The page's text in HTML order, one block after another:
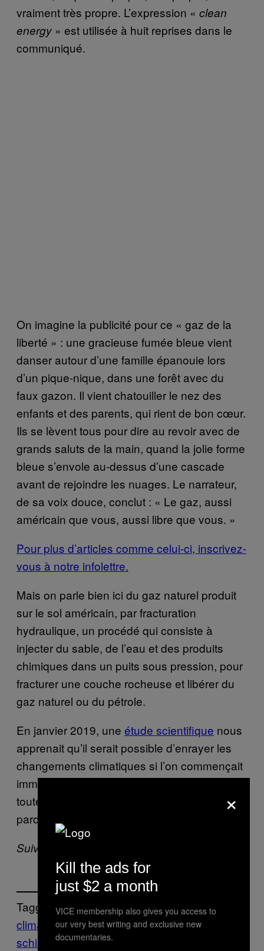
vraiment très propre. L’expression « clean
energy » est utilisée à huit reprises dans le
communiqué.
On imagine la publicité pour ce « gaz de la
liberté » : une gracieuse fumée bleue vient
danser autour d’une famille épanouie lors
d’un pique-nique, dans une forêt avec du
faux gazon. Il vient chatouiller le nez des
enfants et des parents, qui rient de bon cœur.
Ils se lèvent tous pour dire au revoir avec de
grands saluts de la main, quand la jolie forme
bleue s’envole au-dessus d’une cascade
avant de rejoindre les nuages. Le narrateur,
de sa voix douce, conclut : « Le gaz, aussi
américain que vous, aussi libre que vous. »
Pour plus d’articles comme celui-ci, inscrivez-
vous à notre infolettre.
Mais on parle bien ici du gaz naturel produit
sur le sol américain, par fracturation
hydraulique, un procédé qui consiste à
injecter du sable, de l’eau et des produits
chimiques dans un puits sous pression, pour
fracturer une couche rocheuse et libérer du
gaz naturel ou du pétrole.
En janvier 2019, une étude scientifique nous
apprenait qu’il serait possible d’enrayer les
changements climatiques si l’on commençait
immédiatement à abandonner graduellement
toute consommation des énergies fossiles,
pardon, de gaz de la liberté.
Suivez Marie Boule sur
Tagged:
climat
environnement Etats-Unis gaz de
schiste
pollution urgence climatique
×
Kill the ads for
just $2 a month
VICE membership also gives you access to
our very best writing and exclusive new
documentaries.